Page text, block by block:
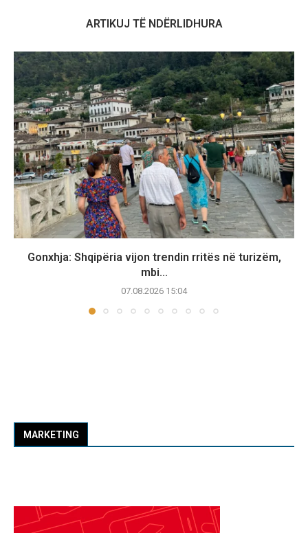
ARTIKUJ TË NDËRLIDHURA
Gonxhja: Shqipëria vijon trendin rritës në turizëm,
mbi...
07.08.2026 15:04
MARKETING